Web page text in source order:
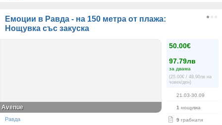
Емоции в Равда - на 150 метра от плажа:
Нощувка със закуска
50.00€
97.79лв
за двама
(25.00€ / 48.90лв на
човек/ден)
21.03-30.09
1 нощувка
9 грабнати
Avenue
Равда